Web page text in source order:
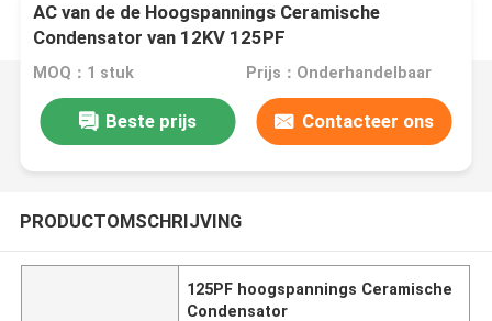
AC van de de Hoogspannings Ceramische
Condensator van 12KV 125PF
Hoogspanningsaanwezigheid die op Apparaat
MOQ：1 stuk Prijs：Onderhandelbaar
Beste prijs Contacteer ons
PRODUCTOMSCHRIJVING
125PF hoogspannings Ceramische
Condensator